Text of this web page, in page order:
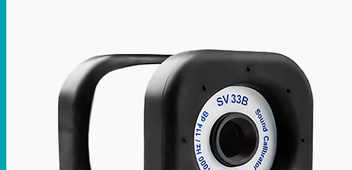
Applications
Service
Calibration
Onsite Calibration
Repair
Blog
Contact